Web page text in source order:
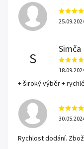
S
Simča
+ široký výběr +
Rychlost dodání.